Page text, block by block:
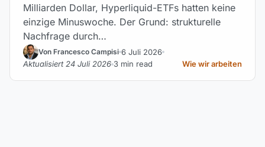
Milliarden Dollar, Hyperliquid-ETFs hatten keine
einzige Minuswoche. Der Grund: strukturelle
Nachfrage durch…
Von Francesco Campisi 6 Juli 2026
Aktualisiert 24 Juli 2026 3 min read Wie wir arbeiten